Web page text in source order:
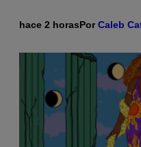
hace 2 horasPorCaleb